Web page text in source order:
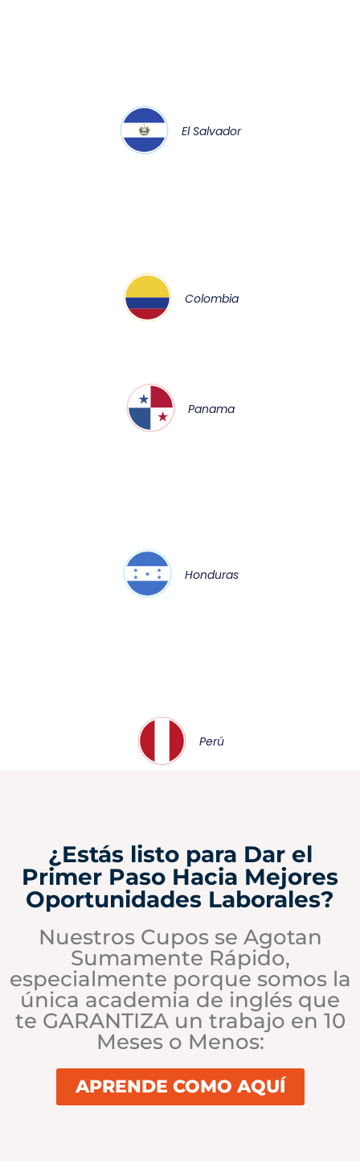
El Salvador
Colombia
Panama
Honduras
Perú
¿Estás listo para Dar el
Primer Paso Hacia Mejores
Oportunidades Laborales?
Nuestros Cupos se Agotan
Sumamente Rápido,
especialmente porque somos la
única academia de inglés que
te GARANTIZA un trabajo en 10
Meses o Menos:
APRENDE COMO AQUÍ